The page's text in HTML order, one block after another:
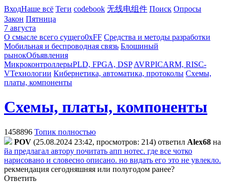
ВходНаше всё Теги codebook 无线电组件 Поиск Опросы
Закон Пятница
7 августа
О смысле всего сущего0xFF Средства и методы разработки
Мобильная и беспроводная связь Блошиный
рынокОбъявления
МикроконтроллерыPLD, FPGA, DSP AVRPICARM, RISC-
VТехнологии Кибернетика, автоматика, протоколы Схемы,
платы, компоненты
Схемы, платы, компоненты
1458896 Топик полностью
POV (25.08.2024 23:42, просмотров: 214) ответил Alex68 на
йа предлагал автору почитать апп нотес. где все чотко
нарисовано и словесно описано. но видать его это не увлекло.
рекмендация сегодняшняя или полугодом ранее?
Ответить